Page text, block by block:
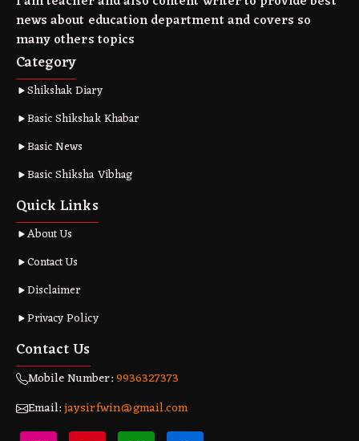
news about education department and covers so
many others topics
Category
Shikshak Diary
Basic Shikshak Khabar
Basic News
Basic Shiksha Vibhag
Quick Links
About Us
Contact Us
Disclaimer
Privacy Policy
Contact Us
Mobile Number:9936327373
Email:jaysirfwin@gmail.com